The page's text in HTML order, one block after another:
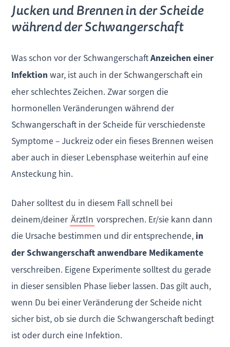
Jucken und Brennen in der Scheide
während der Schwangerschaft
Was schon vor der SchwangerschaftAnzeichen einer
Infektion war, ist auch in der Schwangerschaft ein
eher schlechtes Zeichen. Zwar sorgen die
hormonellen Veränderungen während der
Schwangerschaft in der Scheide für verschiedenste
Symptome – Juckreiz oder ein fieses Brennen weisen
aber auch in dieser Lebensphase weiterhin auf eine
Ansteckung hin.
Daher solltest du in diesem Fall schnell bei
deinem/deiner ÄrztIn vorsprechen. Er/sie kann dann
die Ursache bestimmen und dir entsprechende, in
der Schwangerschaft anwendbare Medikamente
verschreiben. Eigene Experimente solltest du gerade
in dieser sensiblen Phase lieber lassen. Das gilt auch,
wenn Du bei einer Veränderung der Scheide nicht
sicher bist, ob sie durch die Schwangerschaft bedingt
ist oder durch eine Infektion.